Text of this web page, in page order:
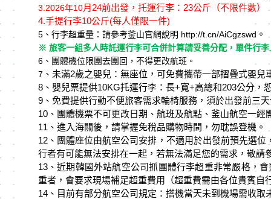
3. 2026年10月24前出發，托運行李：23公斤（不限件數）
4.手提行李10公斤(每人僅限一件)
5、行李超重量：請參考釜⼭官網說明 http://t.cn/AiCgzswd 。
※ 旅客一組多⼈時託運行李可合併計算請妥善分配，單件行
6、團體機位限團去團回，不得更改航班。
7 、未滿2歲之嬰兒：無座位，可免費攜帶⼀部摺疊式嬰兒
8、嬰兒票提供10KG托運行李：⻑+寬+⾼總和203公分，
9、免費提供行動不便旅客需求輪椅服務，須於出發前三
10、團體機票不可更改⽇期、航班及航點、釜⼭航空⼀經
11、進入海關後，請掌握免稅品購物時間，勿耽誤登機。
12、團體座位由航空公司安排，不適⽤於出發前預先選
行者有可能無法安排在⼀起，若無法滿足您的需求，敬請
13、近期韓國外站航空公司抓團體行李超重非常嚴格，
重者，會要求現場補足超重費⽤（超重費需由各位貴賓⾃
14、目前有部分航空公司規定：搭機當天未到機場需收